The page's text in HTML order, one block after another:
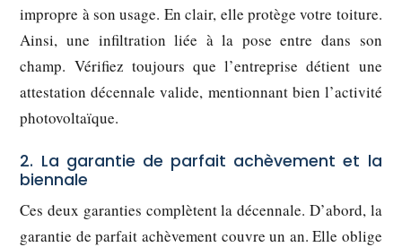
impropre à son usage. En clair, elle protège votre toiture.
Ainsi, une infiltration liée à la pose entre dans son
champ. Vérifiez toujours que l’entreprise détient une
attestation décennale valide, mentionnant bien l’activité
photovoltaïque.
2. La garantie de parfait achèvement et la
biennale
Ces deux garanties complètent la décennale. D’abord, la
garantie de parfait achèvement couvre un an. Elle oblige